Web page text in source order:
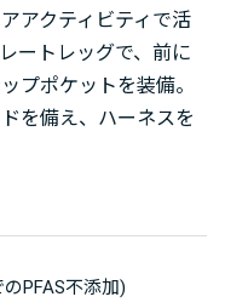
アクティビティで活
ートレッグで、前に
プポケットを装備。
を備え、ハーネスを
PFAS不添加)